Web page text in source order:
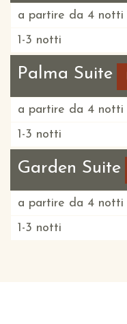
a partire da 4 notti
1-3 notti
Palma Suite
a partire da 4 notti
1-3 notti
Garden Suite
a partire da 4 notti
1-3 notti